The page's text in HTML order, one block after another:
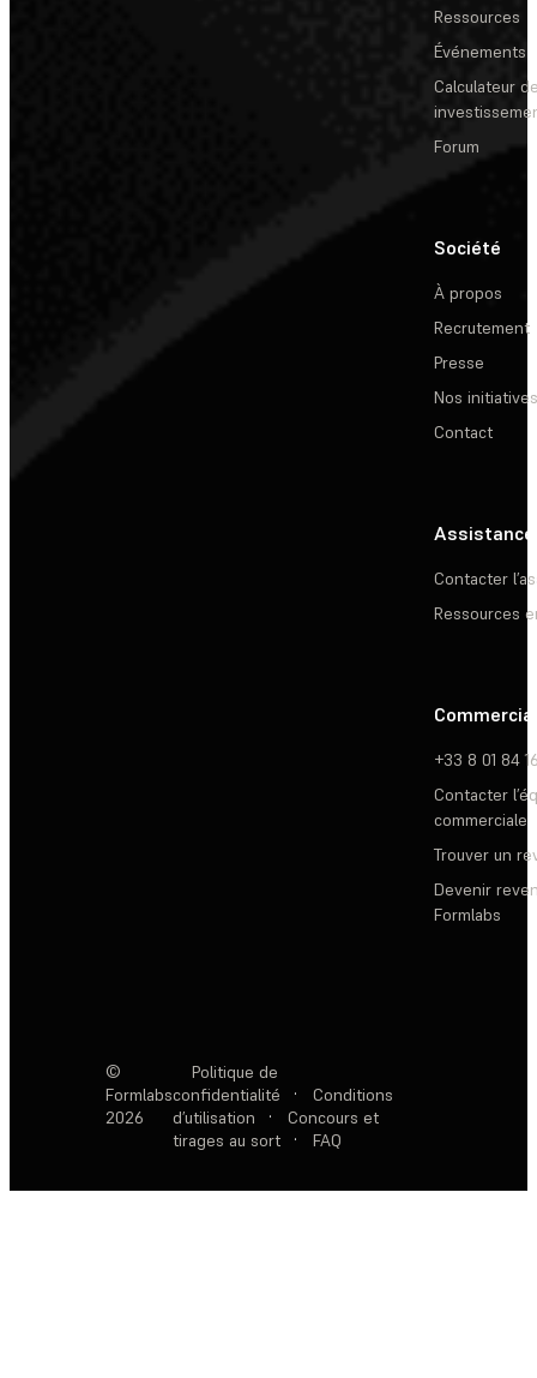
Ressources
Événements
Calculateur
Forum
Société
À propos
Recrutement
Presse
Nos initiatives
Contact
Assistance
Contacter
Ressources
Commercial
+33 8 01 84
Contacter
commerciale
Trouver un
Devenir
Formlabs
©
Formlabs
2026
Politique de
confidentialité
·
Conditions
d’utilisation
·
Concours et
tirages au sort
· FAQ